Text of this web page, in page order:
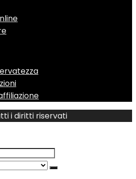
i diritti riservati